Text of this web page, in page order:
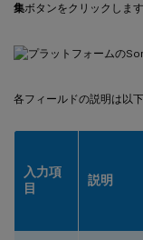
集ボタンをクリックします
各フィールドの説明は以
入力項
目
説明